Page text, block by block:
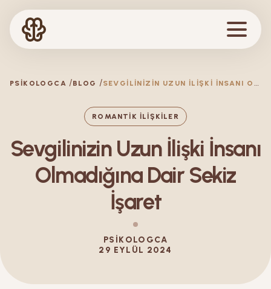
PSIKOLOGCA BLOG S
EVGILINIZIN UZUN İLIŞKI İNSANI OLMADIĞINA DAIR SEKIZ İŞARET
ROMANTIK İLIŞKILER
Sevgilinizin Uzun İlişki İnsanı
Olmadığına Dair Sekiz
İşaret
PSIKOLOGCA
29 EYLÜL 2024